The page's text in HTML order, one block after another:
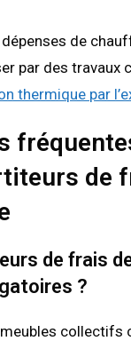
de
par des travaux
thermique par
de
de frais
?
collectifs